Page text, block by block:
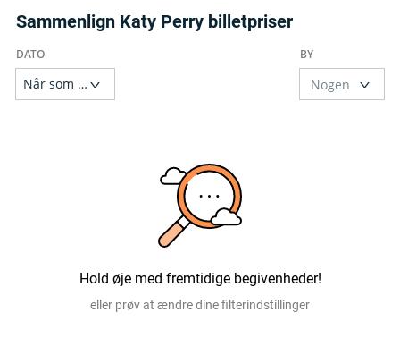
Sammenlign Katy Perry billetpriser
Hold øje med fremtidige begivenheder!
eller prøv at ændre dine filterindstillinger